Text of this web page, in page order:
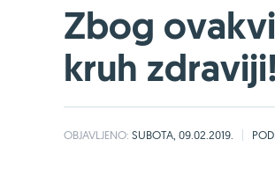
Zbog
kruh zdraviji!
OBJAVLJENO: SUBOTA, 09.02.2019.